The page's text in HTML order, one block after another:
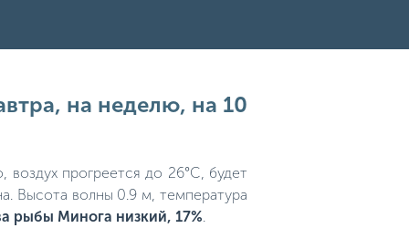
на неделю, на 10
прогреется до 26°C, будет
Высота волны 0.9 м, температура
рыбы Минога низкий, 17%